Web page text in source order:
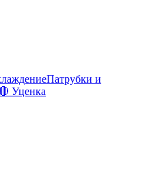
Патрубки и
Уценка